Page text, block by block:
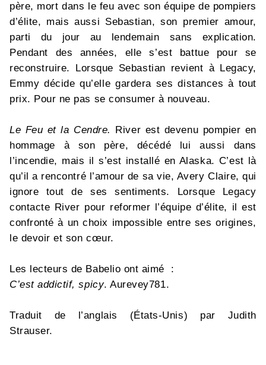
père, mort dans le feu avec son équipe de pompiers
d’élite, mais aussi Sebastian, son premier amour,
parti du jour au lendemain sans explication.
Pendant des années, elle s’est battue pour se
reconstruire. Lorsque Sebastian revient à Legacy,
Emmy décide qu’elle gardera ses distances à tout
prix. Pour ne pas se consumer à nouveau.
Le Feu et la Cendre.
River est devenu pompier en
hommage à son père, décédé lui aussi dans
l’incendie, mais il s’est installé en Alaska. C’est là
qu’il a rencontré l’amour de sa vie, Avery Claire, qui
ignore tout de ses sentiments. Lorsque Legacy
contacte River pour reformer l’équipe d’élite, il est
confronté à un choix impossible entre ses origines,
le devoir et son cœur.
Les lecteurs de Babelio ont aimé :
C’est addictif, spicy. Aurevey781.
Traduit de l’anglais (États-Unis) par Judith
Strauser.